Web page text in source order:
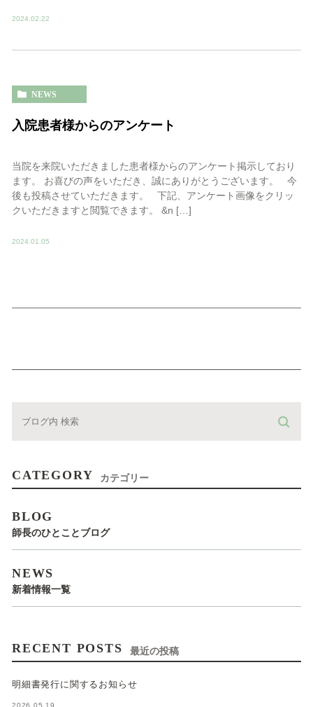
2024.02.22
NEWS
入院患者様からのアンケート
当院を来院いただきました患者様からのアンケート掲示しており
ます。 お喜びの声をいただき、誠にありがとうございます。 今
後も投稿させていただきます。 下記、アンケート画像をクリッ
クいただきますと閲覧できます。 &n […]
2024.01.05
CATEGORY カテゴリー
BLOG
師長のひとことブログ
NEWS
新着情報一覧
RECENT POSTS 最近の投稿
明細書発行に関するお知らせ
2026.05.19